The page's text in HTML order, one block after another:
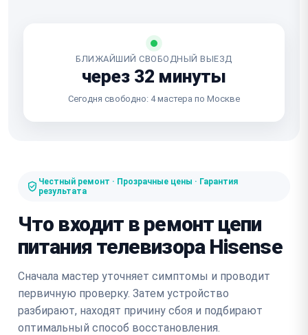
БЛИЖАЙШИЙ СВОБОДНЫЙ ВЫЕЗД
через 32 минуты
Сегодня свободно: 4 мастера по Москве
Честный ремонт · Прозрачные цены · Гарантия
результата
Что входит в ремонт цепи
питания телевизора Hisense
Сначала мастер уточняет симптомы и проводит
первичную проверку. Затем устройство
разбирают, находят причину сбоя и подбирают
оптимальный способ восстановления.